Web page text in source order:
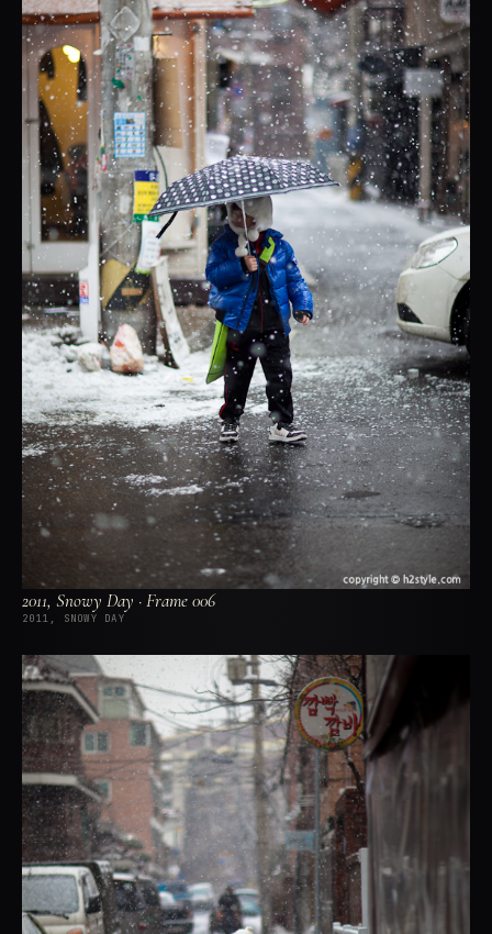
2011, Snowy Day · Frame 006
2011, SNOWY DAY